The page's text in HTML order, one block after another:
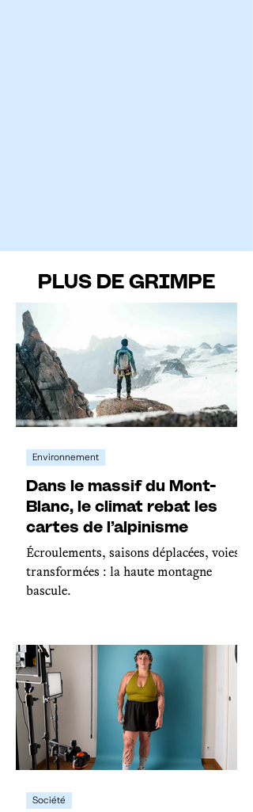
PLUS DE GRIMPE
Dans le massif du Mont-
Blanc, le climat rebat les
cartes de l’alpinisme
Écroulements, saisons déplacées, voies
transformées : la haute montagne
bascule.
Environnement
Société